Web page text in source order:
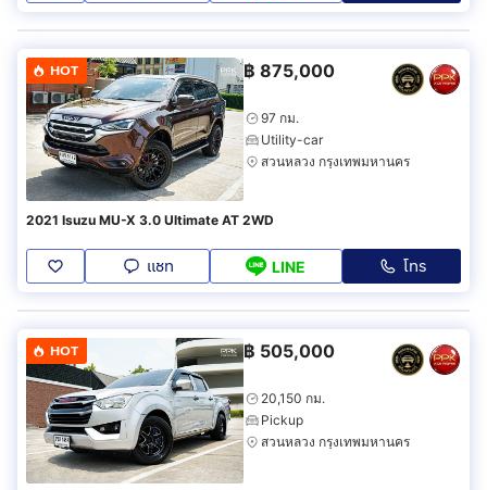
HOT ฿ 875,000
97 กม.
Utility-car
สวนหลวง กรุงเทพมหานคร
2021 Isuzu MU-X 3.0 Ultimate AT 2WD
แชท LINE โทร
HOT ฿ 505,000
20,150 กม.
Pickup
สวนหลวง กรุงเทพมหานคร